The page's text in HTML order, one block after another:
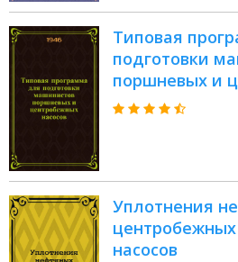
Типовая
подготовки
поршневых и
насосов : Утв.
Уплотнения
насосов